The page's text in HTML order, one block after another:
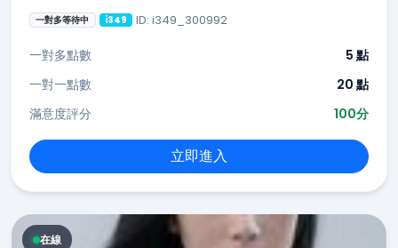
一對多等待中 i349 ID: i349_300992
一對多點數
5 點
一對一點數
20 點
滿意度評分
100分
立即進入
在線